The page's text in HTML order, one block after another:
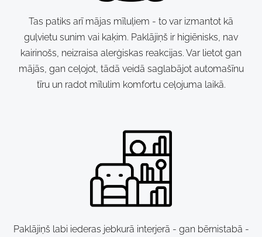
Tas patiks arī mājas mīluļiem - to var izmantot kā
guļvietu sunim vai kaķim. Paklājiņš ir higiēnisks, nav
kairinošs, neizraisa alerģiskas reakcijas. Var lietot gan
mājās, gan ceļojot, tādā veidā saglabājot automašīnu
tīru un radot mīlulim komfortu ceļojuma laikā.
Paklājiņš labi iederas jebkurā interjerā - gan bērnistabā -